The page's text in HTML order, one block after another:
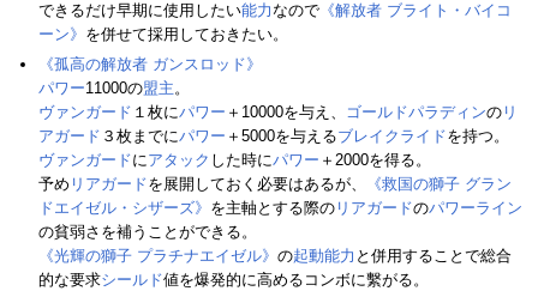
できるだけ早期に使用したい能力なので 《解放者 ブライト・バイコ
ーン》 を併せて採用しておきたい。
《孤高の解放者 ガンスロッド》
パワー11000の盟主。
ヴァンガード １枚にパワー ＋10000を与え、 ゴールドパラディンの リ
アガード ３枚までにパワー ＋5000を与えるブレイクライドを持つ。
ヴァンガードにアタック した時にパワー ＋2000を得る。
予め リアガードを展開しておく必要はあるが、
《救国の獅子 グラン
ドエイゼル・シザーズ》 を主軸とする際の リアガードのパワーライン
の貧弱さを補うことができる。
《光輝の獅子 プラチナエイゼル》 の起動能力 と併用することで総合
的な要求シールド値を爆発的に高めるコンボに繫がる。